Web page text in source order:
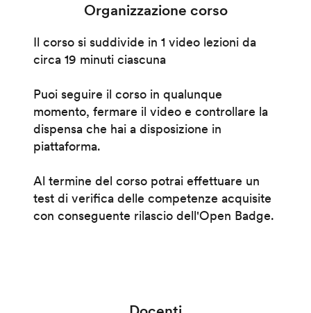
Organizzazione corso
Il corso si suddivide in 1 video lezioni da
circa 19 minuti ciascuna
Puoi seguire il corso in qualunque
momento, fermare il video e controllare la
dispensa che hai a disposizione in
piattaforma.
Al termine del corso potrai effettuare un
test di verifica delle competenze acquisite
con conseguente rilascio dell'Open Badge.